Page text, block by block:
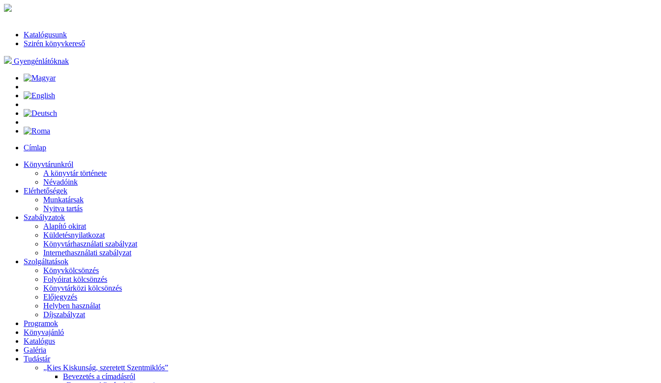
Katalógusunk
Szirén könyvkereső
Gyengénlátóknak
Címlap
Könyvtárunkról
A könyvtár története
Névadóink
Elérhetőségek
Munkatársak
Nyitva tartás
Szabályzatok
Alapító okirat
Küldetésnyilatkozat
Könyvtárhasználati szabályzat
Internethasználati szabályzat
Szolgáltatások
Könyvkölcsönzés
Folyóirat kölcsönzés
Könyvtárközi kölcsönzés
Előjegyzés
Helyben használat
Díjszabályzat
Programok
Könyvajánló
Katalógus
Galéria
Tudástár
„Kies Kiskunság, szeretett Szentmiklós”
Bevezetés a címadásról